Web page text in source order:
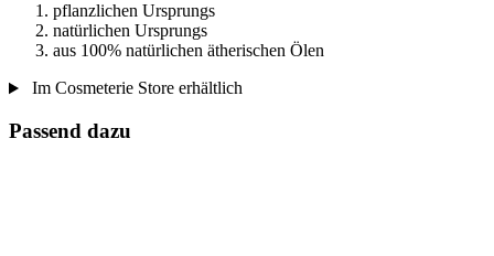
pflanzlichen Ursprungs
natürlichen Ursprungs
aus 100% natürlichen ätherischen Ölen
Im Cosmeterie Store erhältlich
Passend dazu